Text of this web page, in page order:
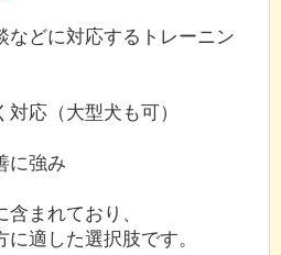
などに対応するトレーニン
応（大型犬も可）
に強み
まれており、
適した選択肢です。